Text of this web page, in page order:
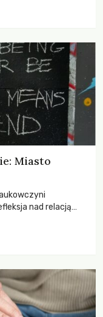
Miasto
nad relacją